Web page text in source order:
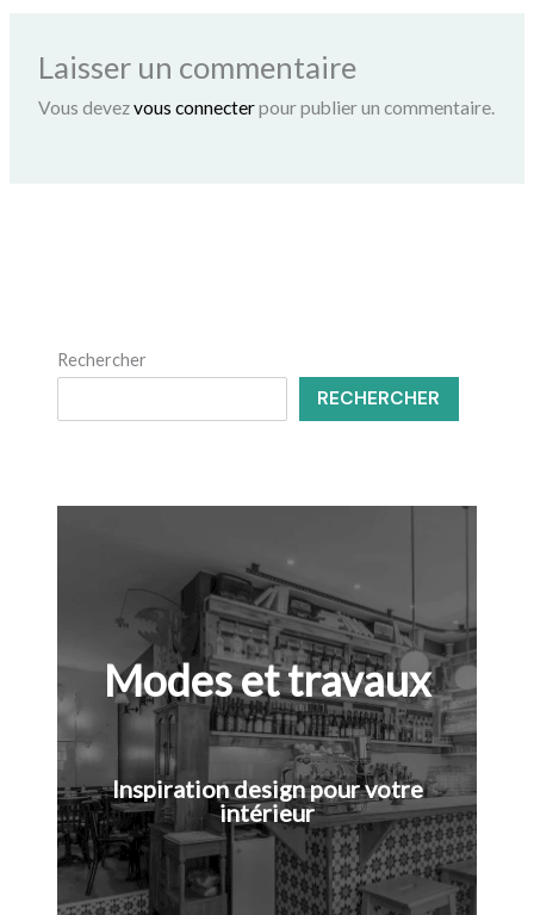
Laisser un commentaire
Vous devezvous connecterpour publier un commentaire.
Rechercher
RECHERCHER
Modes et travaux
Inspiration design pour votre
intérieur